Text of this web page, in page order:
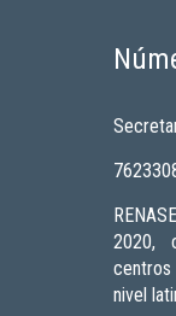
2020,
nivel